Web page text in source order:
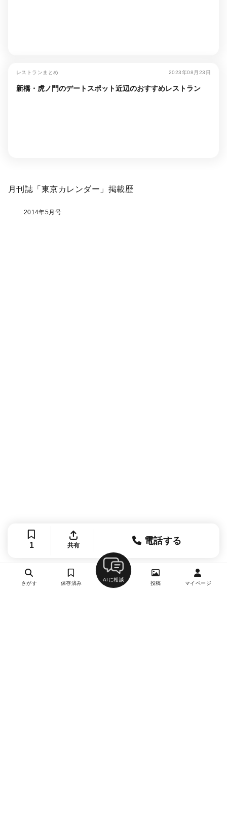
レストランまとめ 2023年08月23日
新橋・虎ノ門のデートスポット近辺のおすすめレストラン
月刊誌「東京カレンダー」掲載歴
2014年5月号
1 共有 電話する
さがす 保存済み
AIに相談
投稿 マイページ